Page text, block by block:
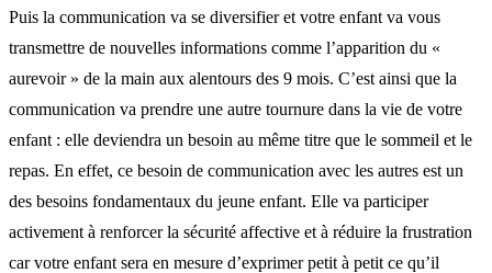
Puis la communication va se diversifier et votre enfant va vous
transmettre de nouvelles informations comme l’apparition du «
aurevoir » de la main aux alentours des 9 mois. C’est ainsi que la
communication va prendre une autre tournure dans la vie de votre
enfant : elle deviendra un besoin au même titre que le sommeil et le
repas. En effet, ce besoin de communication avec les autres est un
des besoins fondamentaux du jeune enfant. Elle va participer
activement à renforcer la sécurité affective et à réduire la frustration
car votre enfant sera en mesure d’exprimer petit à petit ce qu’il